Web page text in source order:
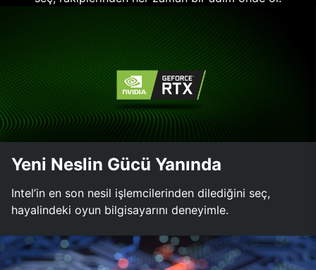
Yeni Neslin Gücü Yanında
Intel’in en son nesil işlemcilerinden dilediğini seç,
hayalindeki oyun bilgisayarını deneyimle.